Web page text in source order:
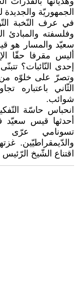
الجمهوريّة والجديدة
في عرف النّخبة
سعيّد والمسار هو
أليس مقرفا حقّا
وتصرّ على خلوّه من
الثّاني باعتباره
شوائب.
انحباس حاسّة
أحدثها قيس
تسونامي عرّى
والدّيمقراطيّين.
اقتناع الشّيخ